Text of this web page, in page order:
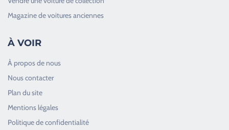
Magazine de voitures anciennes
À VOIR
À propos de nous
Nous contacter
Plan du site
Mentions légales
Politique de confidentialité
Toujours heureux d'aider les passionnés